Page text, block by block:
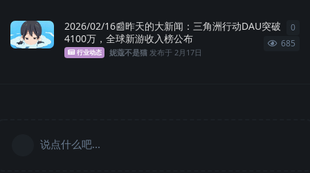
2026/02/16📰昨天的大新闻：三角洲行动DAU突破
4100万，全球新游收入榜公布
行业动态 妮蔻不是猫 发布于2月17日
685
0
说点什么吧...